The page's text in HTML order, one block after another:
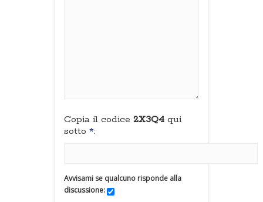
Copia il codice 2X3Q4 qui
sotto *:
Avvisami se qualcuno risponde alla
discussione: